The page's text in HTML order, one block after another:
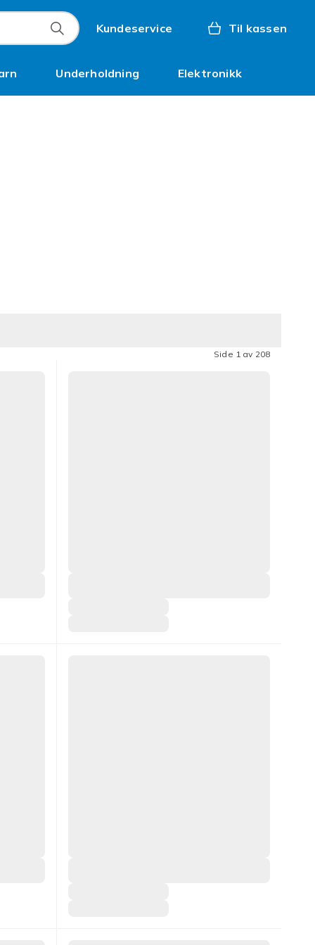
Kundeservice Til kassen
Underholdning Elektronikk
Side 1 av 208